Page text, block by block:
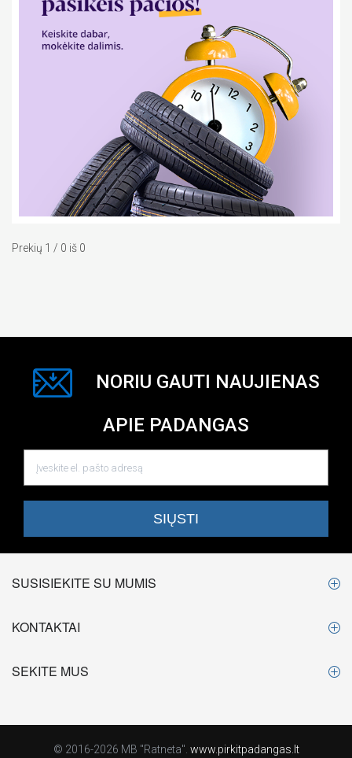
Prekių 1 / 0 iš 0
NORIU GAUTI NAUJIENAS
APIE PADANGAS
SUSISIEKITE SU MUMIS
KONTAKTAI
SEKITE MUS
© 2016-2026 MB "Ratneta". www.pirkitpadangas.lt